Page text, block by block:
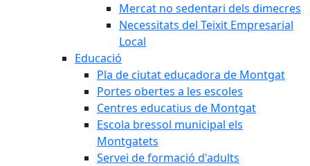
Mercat no sedentari dels dimecres
Necessitats del Teixit Empresarial
Local
Educació
Pla de ciutat educadora de Montgat
Portes obertes a les escoles
Centres educatius de Montgat
Escola bressol municipal els
Montgatets
Servei de formació d'adults